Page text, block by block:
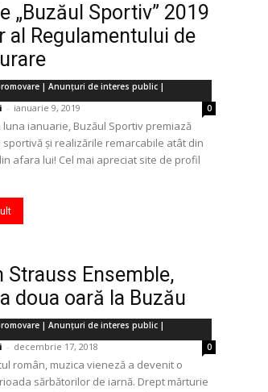
„Buzăul Sportiv” 2019
al Regulamentului de
| Anunţuri de interes public |
- ianuarie 9, 2019 0
ianuarie, Buzăul Sportiv premiază
și realizările remarcabile atât din
afara lui! Cel mai apreciat site de profil
Strauss Ensemble,
doua oară la Buzău
| Anunţuri de interes public |
- decembrie 17, 2018 0
român, muzica vieneză a devenit o
sărbătorilor de iarnă. Drept mărturie